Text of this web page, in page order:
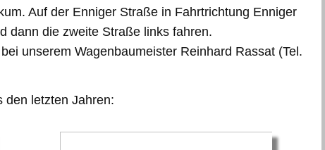
Auf der Enniger Straße in Fahrtrichtung Enniger
dann die zweite Straße links fahren.
unserem Wagenbaumeister Reinhard Rassat (Tel.
den letzten Jahren: